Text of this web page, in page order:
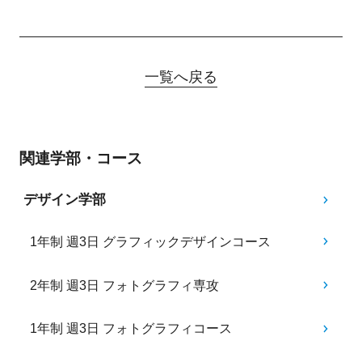
一覧へ戻る
関連学部・コース
デザイン学部
1年制 週3日 グラフィックデザインコース
2年制 週3日 フォトグラフィ専攻
1年制 週3日 フォトグラフィコース